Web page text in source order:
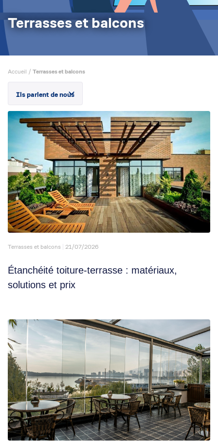
Terrasses et balcons
Accueil / Terrasses et balcons
Ils parlent de nous
Terrasses et balcons 21/07/2026
Étanchéité toiture-terrasse : matériaux,
solutions et prix